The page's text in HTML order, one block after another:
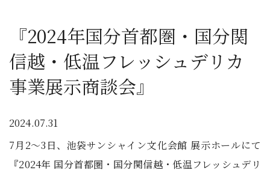
『2024年国分首都圏・国分関
信越・低温フレッシュデリカ
事業展示商談会』
2024.07.31
7月2～3日、池袋サンシャイン文化会館 展示ホールにて
『2024年 国分首都圏・国分関信越・低温フレッシュデリ